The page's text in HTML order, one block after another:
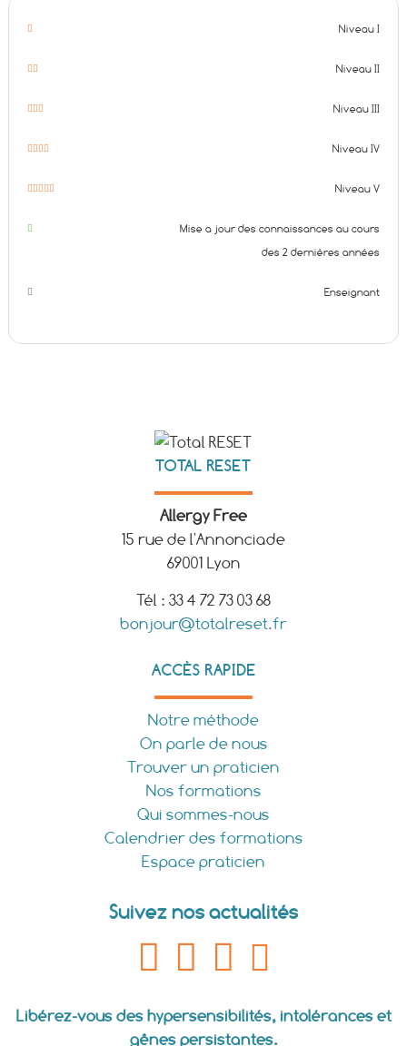
Niveau I
Niveau II
Niveau III
Niveau IV
Niveau V
Mise a jour des connaissances au cours
des 2 dernières années
Enseignant
TOTAL RESET
Allergy Free
15 rue de l'Annonciade
69001 Lyon
Tél : 33 4 72 73 03 68
bonjour@totalreset.fr
ACCÈS RAPIDE
Notre méthode
On parle de nous
Trouver un praticien
Nos formations
Qui sommes-nous
Calendrier des formations
Espace praticien
Suivez nos actualités
Libérez-vous des hypersensibilités, intolérances et
gênes persistantes.